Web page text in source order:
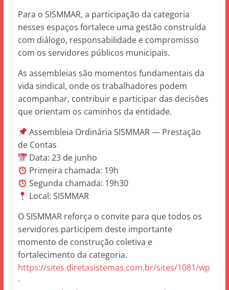
Para o SISMMAR, a participação da categoria
nesses espaços fortalece uma gestão construída
com diálogo, responsabilidade e compromisso
com os servidores públicos municipais.
As assembleias são momentos fundamentais da
vida sindical, onde os trabalhadores podem
acompanhar, contribuir e participar das decisões
que orientam os caminhos da entidade.
Assembleia Ordinária SISMMAR — Prestação
de Contas
Data: 23 de junho
Primeira chamada: 19h
Segunda chamada: 19h30
Local: SISMMAR
O SISMMAR reforça o convite para que todos os
servidores participem deste importante
momento de construção coletiva e
fortalecimento da categoria.
https://sites.diretasistemas.com.br/sites/1081/wp
-